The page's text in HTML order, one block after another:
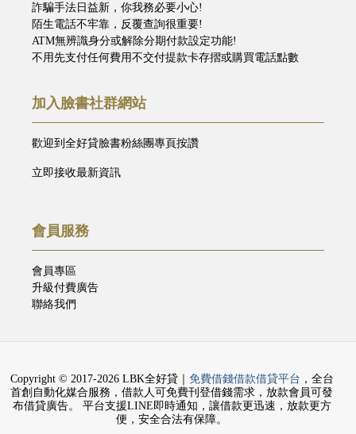
詐騙手法日益新，你我務必要小心!
陌生電話不牢靠，反覆查詢很重要!
ATM無辨識身分或解除分期付款設定功能!
不用先支付任何費用不交付提款卡存摺或購買電話點數
加入臉書社群網站
歡迎到全好貸臉書粉絲團專頁按讚
立即接收最新資訊
會員服務
會員專區
升級付費廣告
聯絡我們
Copyright © 2017-2026 LBK全好貸｜ 免費借錢借款借貸平台 ，全台
首創自動化媒合服務，借款人可免費刊登借錢需求，放款會員可發
布借貸廣告。 平台支援LINE即時通知，讓借款更迅速，放款更方
便，安全合法有保障。